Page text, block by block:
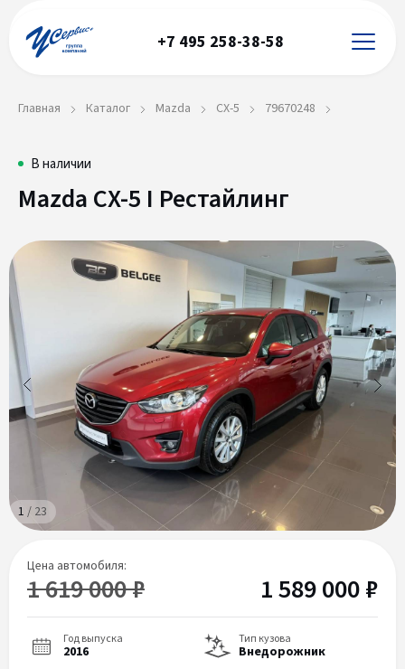
+7 495 258-38-58
Главная Каталог Mazda CX-5 79670248
Mazda
CX-
I
Рестайлинг
79670248
В наличии
Mazda CX-5 I Рестайлинг
1 / 23
Цена автомобиля:
1 619 000 ₽ 1 589 000 ₽
Год выпуска
2016
Тип кузова
Внедорожник